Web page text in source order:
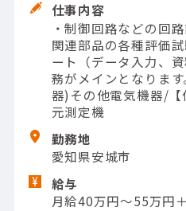
仕事内容
・制御回路などの回
関連部品の各種評価
ート（データ入力、
務がメインとなりま
器)その他電気機器/
元測定機
勤務地
愛知県安城市
給与
月給40万円～55万円